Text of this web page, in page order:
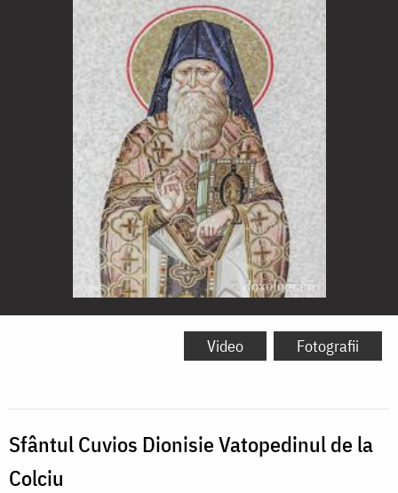
Sfântul
Vatopedinul
de
la
Video Fotografii
Sfântul Cuvios Dionisie Vatopedinul de la
Colciu